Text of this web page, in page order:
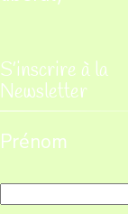
S’inscrire à la
Newsletter
Prénom